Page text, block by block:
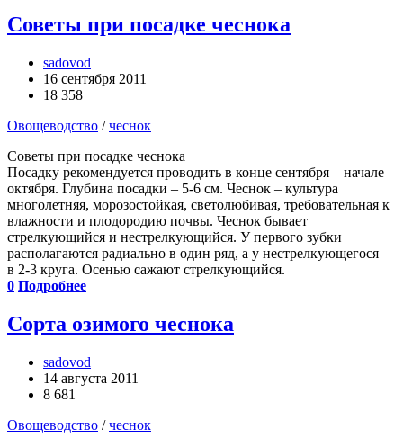
Советы при посадке чеснока
sadovod
16 сентября 2011
18 358
Овощеводство /чеснок
Советы при посадке чеснока
Посадку рекомендуется проводить в конце сентября – начале
октября. Глубина посадки – 5-6 см. Чеснок – культура
многолетняя, морозостойкая, светолюбивая, требовательная к
влажности и плодородию почвы. Чеснок бывает
стрелкующийся и нестрелку­ющийся. У первого зубки
располагаются радиально в один ряд, а у нестрелкующегося –
в 2-3 круга. Осенью сажают стрелкующийся.
0 Подробнее
Сорта озимого чеснока
sadovod
14 августа 2011
8 681
Овощеводство /чеснок